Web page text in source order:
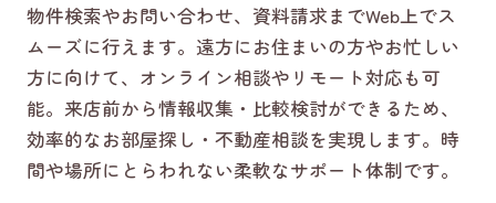
物件検索やお問い合わせ、資料請求までWeb上でス
ムーズに行えます。遠方にお住まいの方やお忙しい
方に向けて、オンライン相談やリモート対応も可
能。来店前から情報収集・比較検討ができるため、
効率的なお部屋探し・不動産相談を実現します。時
間や場所にとらわれない柔軟なサポート体制です。